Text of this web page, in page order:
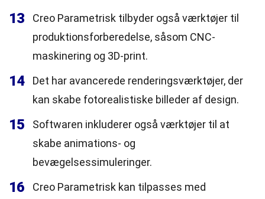
13
Creo Parametrisk tilbyder også værktøjer til
produktionsforberedelse, såsom CNC-
maskinering og 3D-print.
14
Det har avancerede renderingsværktøjer, der
kan skabe fotorealistiske billeder af design.
15
Softwaren inkluderer også værktøjer til at
skabe animations- og
bevægelsessimuleringer.
16
Creo Parametrisk kan tilpasses med